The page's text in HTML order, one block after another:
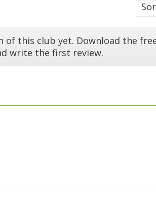
this club yet. Download the
write the first review.